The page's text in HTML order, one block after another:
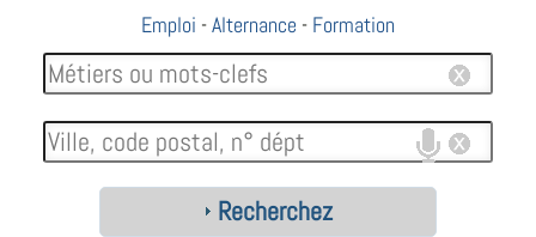
Emploi -Alternance - Formation
Recherchez